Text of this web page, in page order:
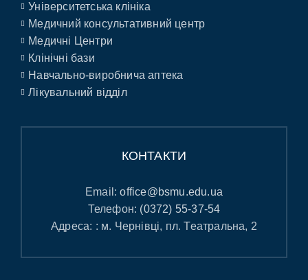
Університетська клініка
Медичний консультативний центр
Медичні Центри
Клінічні бази
Навчально-виробнича аптека
Лікувальний відділ
КОНТАКТИ
Email:office@bsmu.edu.ua
Телефон: (0372) 55-37-54
Адреса: : м. Чернівці, пл. Театральна, 2